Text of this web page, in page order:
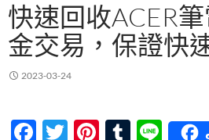
快速回收ACER
金交易，保證快
2023-03-24
F
T
Pi T
Li